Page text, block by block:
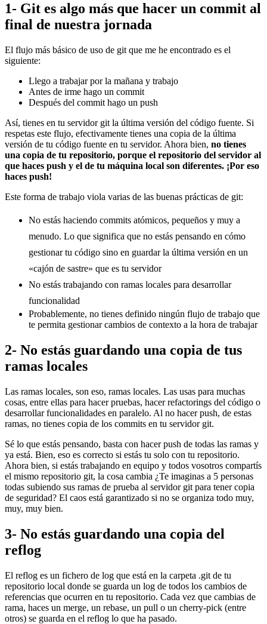
1- Git es algo más que hacer un commit al
final de nuestra jornada
El flujo más básico de uso de git que me he encontrado es el
siguiente:
Llego a trabajar por la mañana y trabajo
Antes de irme hago un commit
Después del commit hago un push
Así, tienes en tu servidor git la última versión del código fuente. Si
respetas este flujo, efectivamente tienes una copia de la última
versión de tu código fuente en tu servidor. Ahora bien, no tienes
una copia de tu repositorio, porque el repositorio del servidor al
que haces push y el de tu máquina local son diferentes. ¡Por eso
haces push!
Este forma de trabajo viola varias de las buenas prácticas de git:
No estás haciendo commits atómicos, pequeños y muy a
menudo. Lo que significa que no estás pensando en cómo
gestionar tu código sino en guardar la última versión en un
«cajón de sastre» que es tu servidor
No estás trabajando con ramas locales para desarrollar
funcionalidad
Probablemente, no tienes definido ningún flujo de trabajo que
te permita gestionar cambios de contexto a la hora de trabajar
2- No estás guardando una copia de tus
ramas locales
Las ramas locales, son eso, ramas locales. Las usas para muchas
cosas, entre ellas para hacer pruebas, hacer refactorings del código o
desarrollar funcionalidades en paralelo. Al no hacer push, de estas
ramas, no tienes copia de los commits en tu servidor git.
Sé lo que estás pensando, basta con hacer push de todas las ramas y
ya está. Bien, eso es correcto si estás tu solo con tu repositorio.
Ahora bien, si estás trabajando en equipo y todos vosotros compartís
el mismo repositorio git, la cosa cambia ¿Te imaginas a 5 personas
todas subiendo sus ramas de prueba al servidor git para tener copia
de seguridad? El caos está garantizado si no se organiza todo muy,
muy, muy bien.
3- No estás guardando una copia del
reflog
El reflog es un fichero de log que está en la carpeta .git de tu
repositorio local donde se guarda un log de todos los cambios de
referencias que ocurren en tu repositorio. Cada vez que cambias de
rama, haces un merge, un rebase, un pull o un cherry-pick (entre
otros) se guarda en el reflog lo que ha pasado.